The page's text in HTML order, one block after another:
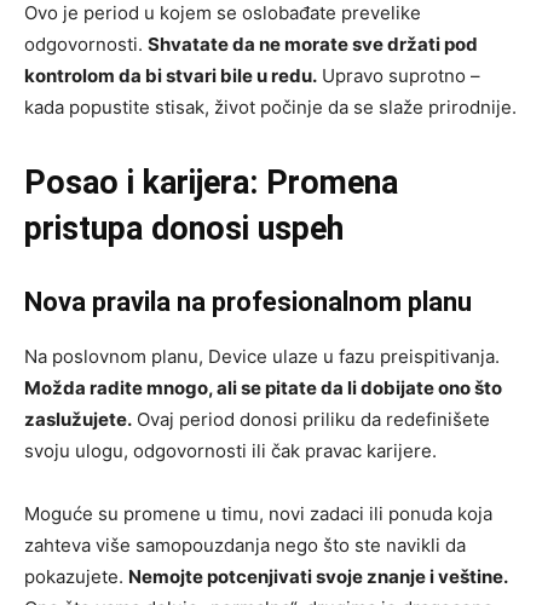
Ovo je period u kojem se oslobađate prevelike
odgovornosti. Shvatate da ne morate sve držati pod
kontrolom da bi stvari bile u redu. Upravo suprotno –
kada popustite stisak, život počinje da se slaže prirodnije.
Posao i karijera: Promena
pristupa donosi uspeh
Nova pravila na profesionalnom planu
Na poslovnom planu, Device ulaze u fazu preispitivanja.
Možda radite mnogo, ali se pitate da li dobijate ono što
zaslužujete. Ovaj period donosi priliku da redefinišete
svoju ulogu, odgovornosti ili čak pravac karijere.
Moguće su promene u timu, novi zadaci ili ponuda koja
zahteva više samopouzdanja nego što ste navikli da
pokazujete. Nemojte potcenjivati svoje znanje i veštine.